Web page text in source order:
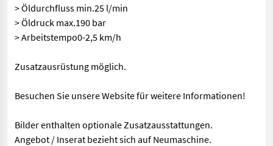
> Öldurchfluss min.25 l/min
> Öldruck max.190 bar
> Arbeitstempo0-2,5 km/h
Zusatzausrüstung möglich.
Besuchen Sie unsere Website für weitere Informationen!
Bilder enthalten optionale Zusatzausstattungen.
Angebot / Inserat bezieht sich auf Neumaschine.